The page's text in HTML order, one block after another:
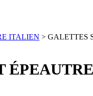
ITALIEN > GALETTES